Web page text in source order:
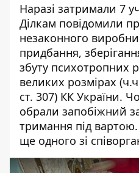
Наразі затримали 7
Ділкам повідомили
незаконного
придбання,
збуту психотропних
великих розмірах
ст. 307) КК України.
обрали запобіжний
тримання під
ще одного зі